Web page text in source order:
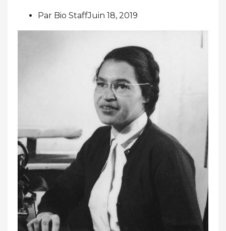
Par Bio StaffJuin 18, 2019